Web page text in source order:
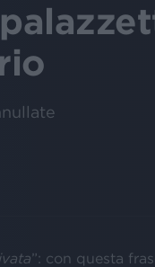
”: con questa